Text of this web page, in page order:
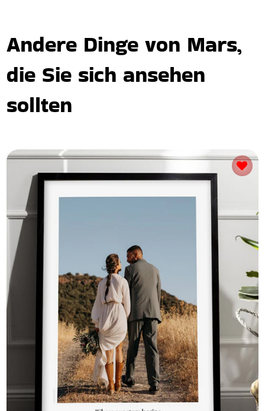
Andere Dinge von Mars,
die Sie sich ansehen
sollten